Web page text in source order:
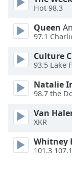
Style
Font
Family
Reset
Done
Close
Dialog
Hot 98.3
Queen
97.1
Culture
93.5 Lake
Natalie
98.7 the
Van
XKR
Whitney
101.3